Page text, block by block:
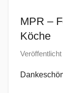
MPR –
Köche